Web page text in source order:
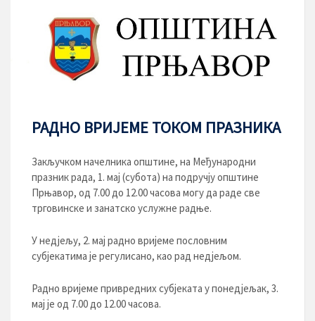
РАДНО ВРИЈЕМЕ ТОКОМ ПРАЗНИКА
Закључком начелника општине, на Међународни
празник рада, 1. мај (субота) на подручју општине
Прњавор, од 7.00 до 12.00 часова могу да раде све
трговинске и занатско услужне радње.
У недјељу, 2. мај радно вријеме пословним
субјекатима је регулисано, као рад недјељом.
Радно вријеме привредних субјеката у понедјељак, 3.
мај је од 7.00 до 12.00 часова.